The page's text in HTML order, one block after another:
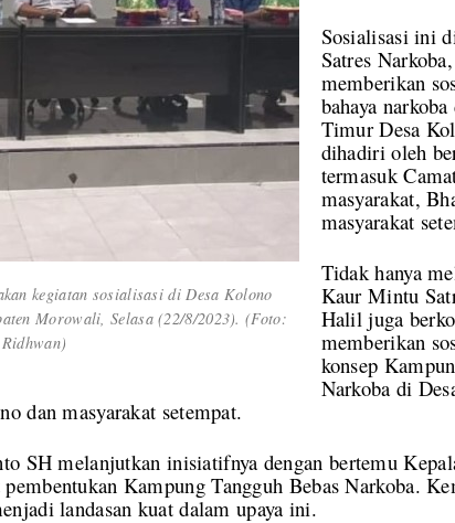
kegiatan sosialisasi di Desa Kolono
Morowali, Selasa (22/8/2023). (Foto:
Ridhwan)
Sosialisasi ini
Satres
memberikan
bahaya
Timur Desa
dihadiri oleh
termasuk
masyarakat,
masyarakat
Tidak hanya
Kaur Mintu
Halil juga
memberikan
konsep
Narkoba di
dan masyarakat setempat.
SH melanjutkan inisiatifnya dengan bertemu
Kampung Tangguh Bebas Narkoba.
landasan kuat dalam upaya ini.